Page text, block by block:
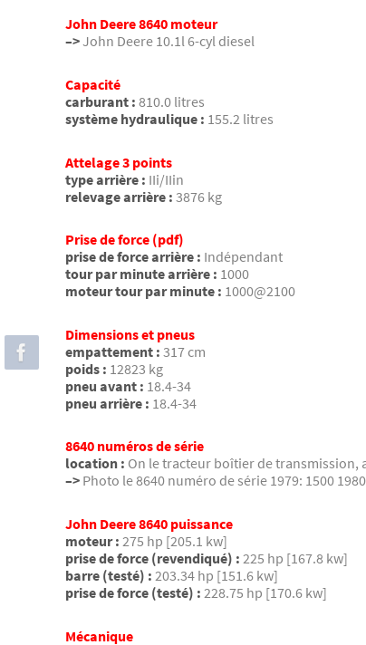
John Deere 8640 moteur
–>John Deere 10.1l 6-cyl diesel
Capacité
carburant : 810.0 litres
système hydraulique : 155.2 litres
Attelage 3 points
type arrière : IIi/IIin
relevage arrière : 3876 kg
Prise de force (pdf)
prise de force arrière : Indépendant
tour par minute arrière : 1000
moteur tour par minute : 1000@2100
Dimensions et pneus
empattement : 317 cm
poids : 12823 kg
pneu avant : 18.4-34
pneu arrière : 18.4-34
8640 numéros de série
location : On le tracteur boîtier de transmission,
–> Photo le 8640 numéro de série 1979: 1500
John Deere 8640 puissance
moteur : 275 hp [205.1 kw]
prise de force (revendiqué) : 225 hp [167.8 kw]
barre (testé) : 203.34 hp [151.6 kw]
prise de force (testé) : 228.75 hp [170.6 kw]
Mécanique